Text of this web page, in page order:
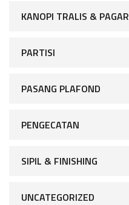
KANOPI TRALIS & PAGAR
PARTISI
PASANG PLAFOND
PENGECATAN
SIPIL & FINISHING
UNCATEGORIZED